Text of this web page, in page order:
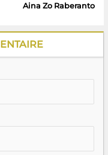
Aina Zo Raberanto